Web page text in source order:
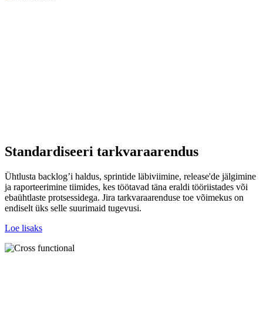
Standardiseeri tarkvaraarendus
Ühtlusta backlog’i haldus, sprintide läbiviimine, release'de jälgimine
ja raporteerimine tiimides, kes töötavad täna eraldi tööriistades või
ebaühtlaste protsessidega. Jira tarkvaraarenduse toe võimekus on
endiselt üks selle suurimaid tugevusi.
Loe lisaks